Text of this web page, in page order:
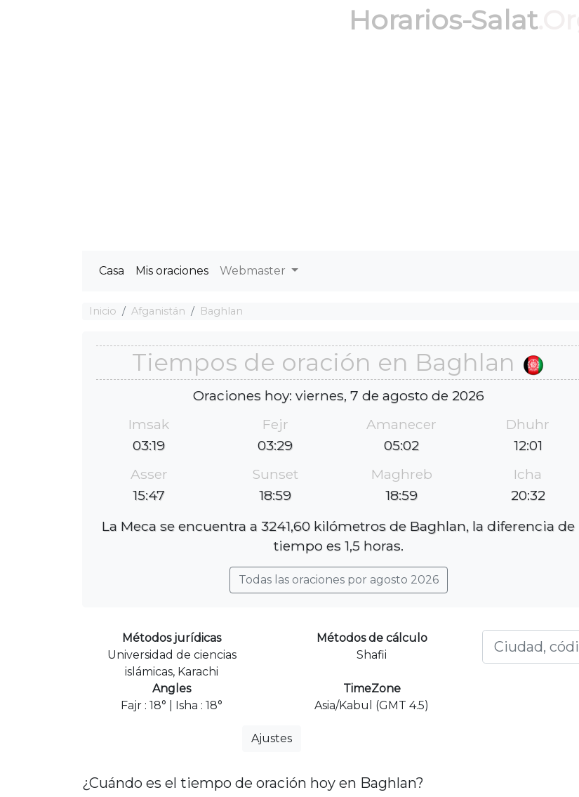
Horarios-Salat.Org
Casa Mis oraciones Webmaster
Inicio Afganistán Baghlan
Tiempos de oración en Baghlan
Oraciones hoy: viernes, 7 de agosto de 2026
Imsak
03:19
Fejr
03:29
Amanecer
05:02
Dhuhr
12:01
Asser
15:47
Sunset
18:59
Maghreb
18:59
Icha
20:32
La Meca se encuentra a 3241,60 kilómetros de Baghlan, la diferencia de
tiempo es 1,5 horas.
Todas las oraciones por agosto 2026
Métodos jurídicas
Universidad de ciencias
islámicas, Karachi
Métodos de cálculo
Shafii
Angles
Fajr : 18° | Isha : 18°
TimeZone
Asia/Kabul (GMT 4.5)
Ajustes
¿Cuándo es el tiempo de oración hoy en Baghlan?